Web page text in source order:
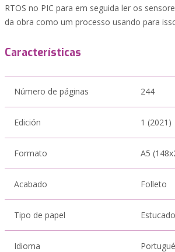
RTOS no PIC para em seguida ler os
da obra como um processo usando para
Características
Número de páginas 244
Edición 1 (2021)
Formato A5
Acabado Folleto
Tipo de papel
Idioma